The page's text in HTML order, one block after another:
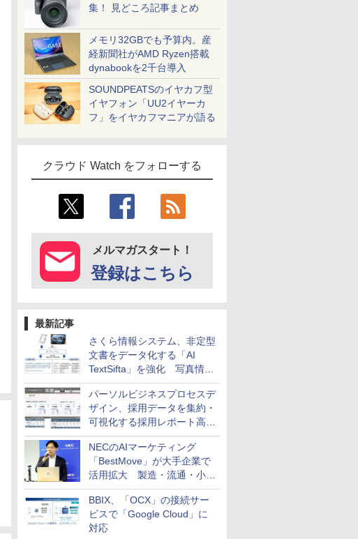
集！ 見どころ記事まとめ
メモリ32GBでも予算内。産
経新聞社がAMD Ryzen搭載
dynabookを2千台導入
SOUNDPEATSのイヤカフ型
イヤフォン「UU2イヤーカ
フ」をイヤカフマニアが語る
クラウド Watch をフォローする
メルマガスタート！
登録はこちら
最新記事
さくら情報システム、非定型
文書をデータ化する「AI
TextSifta」を強化 写真情報
のデータ化などに対応
パーソルビジネスプロセスデ
ザイン、採用データを集約・
可視化する採用レポート高速
化サービスを提供
NECのAIマーケティング
「BestMove」が大手企業で
活用拡大 製造・流通・小売
企業・広告代理店などが実装
フェーズへ
BBIX、「OCX」の接続サー
ビスで「Google Cloud」に
対応